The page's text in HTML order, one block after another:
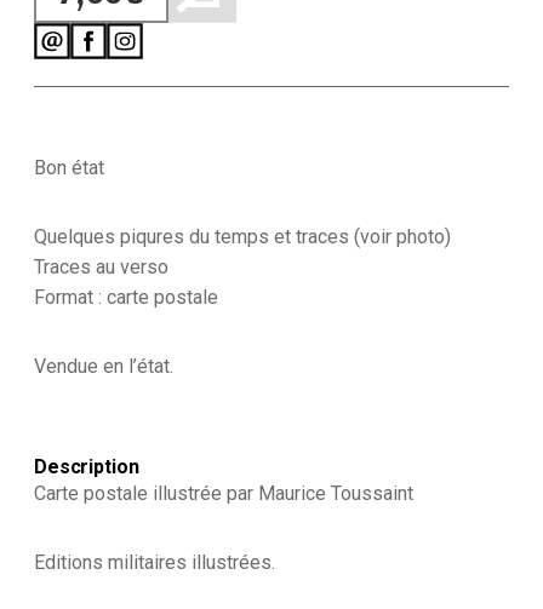
Bon état
Quelques piqures du temps et traces (voir photo)
Traces au verso
Format : carte postale
Vendue en l’état.
Description
Carte postale illustrée par Maurice Toussaint
Editions militaires illustrées.